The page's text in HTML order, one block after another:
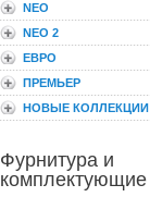
NEO
NEO 2
ЕВРО
ПРЕМЬЕР
НОВЫЕ КОЛЛЕКЦИИ
Фурнитура и
комплектующие